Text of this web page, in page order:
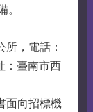
。
，電話：
：臺南市西
面向招標機